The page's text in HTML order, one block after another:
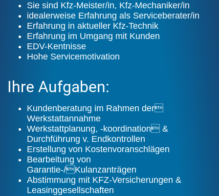
Sie sind Kfz-Meister/in, Kfz-Mechaniker/in
idealerweise Erfahrung als Serviceberater/in
Erfahrung in aktueller Kfz-Technik
Erfahrung im Umgang mit Kunden
EDV-Kentnisse
Hohe Servicemotivation
Ihre Aufgaben:
Kundenberatung im Rahmen der
Werkstattannahme
Werkstattplanung, -koordination &
Durchführung v. Endkontrollen
Erstellung von Kostenvoranschlägen
Bearbeitung von
Garantie-/Kulanzanträgen
Abstimmung mit KFZ-Versicherungen &
Leasinggesellschaften